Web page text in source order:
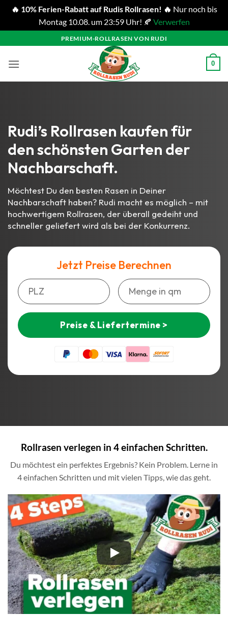
🔥 10% Ferien-Rabatt auf Rudis Rollrasen! 🔥 Nur noch bis
Montag 10.08. um 23:59 Uhr! 🍂 Verwerfen
Inhalt
springen
PREMIUM-ROLLRASEN VON RUDI
0
Rudi’s Rollrasen kaufen für
den schönsten Garten der
Nachbarschaft.
Möchtest Du den besten Rasen in Deiner
Nachbarschaft haben? Rudi macht es möglich – mit
hochwertigem Rollrasen, der überall gedeiht und
schneller geliefert wird als bei der Konkurrenz.
Jetzt Preise Berechnen
Preise & Liefertermine >
Rollrasen verlegen in 4 einfachen Schritten.
Du möchtest ein perfektes Ergebnis? Kein Problem. Lerne in
4 einfachen Schritten und mit vielen Tipps, wie das geht.